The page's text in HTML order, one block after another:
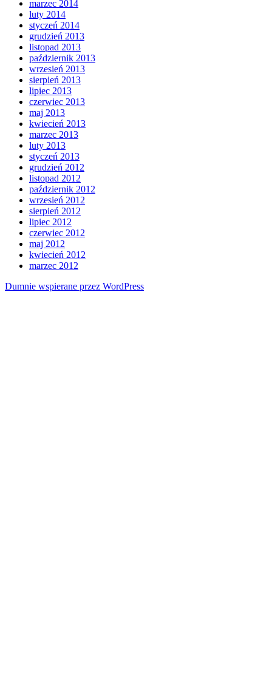
marzec 2014
luty 2014
styczeń 2014
grudzień 2013
listopad 2013
październik 2013
wrzesień 2013
sierpień 2013
lipiec 2013
czerwiec 2013
maj 2013
kwiecień 2013
marzec 2013
luty 2013
styczeń 2013
grudzień 2012
listopad 2012
październik 2012
wrzesień 2012
sierpień 2012
lipiec 2012
czerwiec 2012
maj 2012
kwiecień 2012
marzec 2012
Dumnie wspierane przez WordPress